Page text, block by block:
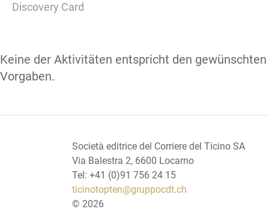
Discovery Card
Keine der Aktivitäten entspricht den gewünschten
Vorgaben.
Società editrice del Corriere del Ticino SA
Via Balestra 2, 6600 Locarno
Tel: +41 (0)91 756 24 15
ticinotopten@gruppocdt.ch
© 2026